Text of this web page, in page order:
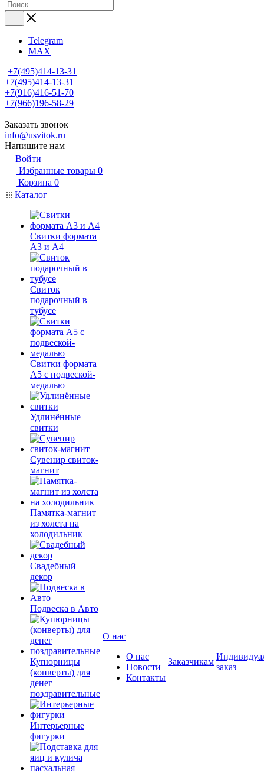
Telegram
MAX
+7(495)414-13-31
+7(495)414-13-31
+7(916)416-51-70
+7(966)196-58-29
Заказать звонок
info@usvitok.ru
Напишите нам
Войти
Избранные товары 0
Корзина 0
Каталог
Свитки формата
А3 и А4
Свиток
подарочный в
тубусе
Свитки формата
А5 с подвеской-
медалью
Удлинённые
свитки
Сувенир свиток-
магнит
Памятка-магнит
из холста на
холодильник
Свадебный
декор
Подвеска в Авто
Купюрницы
(конверты) для
денег
поздравительные
Интерьерные
фигурки
О нас
О нас
Новости
Контакты
Заказчикам
заказ